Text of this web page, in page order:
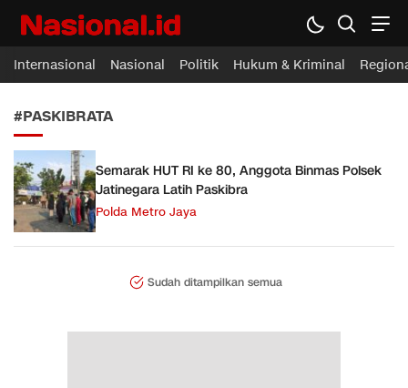
Nasional.id
Membawa Inspirasi Untuk Indonesia
Internasional Nasional Politik Hukum & Kriminal
#PASKIBRATA
Semarak HUT RI ke 80, Anggota Binmas Polsek
Jatinegara Latih Paskibra
Polda Metro Jaya
Sudah ditampilkan semua